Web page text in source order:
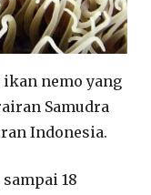
nemo yang
Samudra
Indonesia.
18